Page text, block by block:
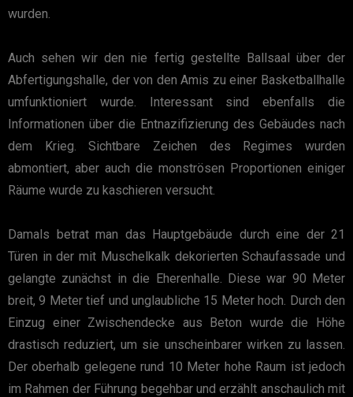
wurden.
Auch sehen wir den nie fertig gestellte Ballsaal über der
Abfertigungshalle, der von den Amis zu einer Basketballhalle
umfunktioniert wurde. Interessant sind ebenfalls die
Informationen über die Entnazifizierung des Gebäudes nach
dem Krieg. Sichtbare Zeichen des Regimes wurden
abmontiert, aber auch die monströsen Proportionen einiger
Räume wurde zu kaschieren versucht.
Damals betrat man das Hauptgebäude durch eine der 21
Türen in der mit Muschelkalk dekorierten Schaufassade und
gelangte zunächst in die Eherenhalle. Diese war 90 Meter
breit, 9 Meter tief und unglaubliche 15 Meter hoch. Durch den
Einzug einer Zwischendecke aus Beton wurde die Höhe
drastisch reduziert, um sie unscheinbarer wirken zu lassen.
Der oberhalb gelegene rund 10 Meter hohe Raum ist jedoch
im Rahmen der Führung begehbar und erzählt anschaulich mit